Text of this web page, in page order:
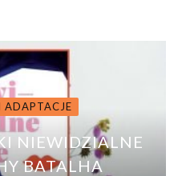
ADAPTACJE
NIEWIDZIALNE
BATALHA